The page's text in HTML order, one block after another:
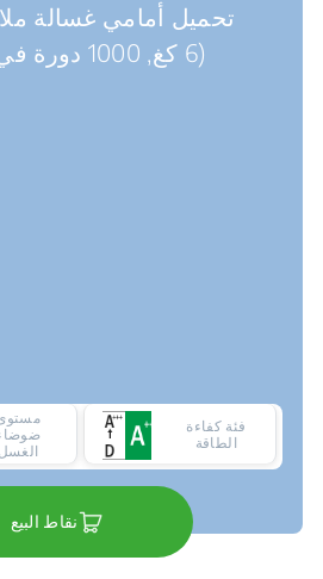
تحميل أمامي غسالة
(6 كغ, 1000 دورة في الدقيقة)
فئة كفاءة
الطاقة
الغسل
نقاط البيع